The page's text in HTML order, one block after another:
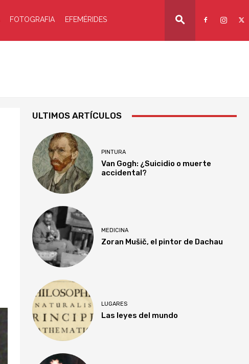
FOTOGRAFIA EFEMÉRIDES
ULTIMOS ARTÍCULOS
PINTURA
Van Gogh: ¿Suicidio o muerte
accidental?
MEDICINA
Zoran Mušič, el pintor de Dachau
LUGARES
Las leyes del mundo